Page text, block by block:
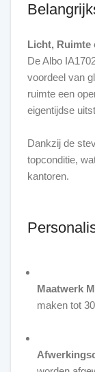
Licht, Ruimte
De Albo
voordeel van
ruimte een
eigentijdse
Dankzij de
topconditie,
kantoren.
Maatwerk
maken tot